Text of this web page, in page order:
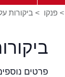
> פנקו > ביקורות
פרטים